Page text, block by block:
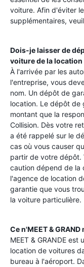
voiture. Afin d'éviter
supplémentaires,
Dois-je laisser de
voiture de la location
À l'arrivée par les
l'entreprise, vous
nom. Un dépôt de
location. Le dépôt de
montant que la
Collision. Dès votre
a été rappelé sur le
cas où vous causer
partir de votre dépôt.
caution dépend de la
l'agence de location
garantie que vous
la voiture particulière.
Ce n'MEET & GRAND
MEET & GRANDE
location de voitures
bureau à l'aéroport.